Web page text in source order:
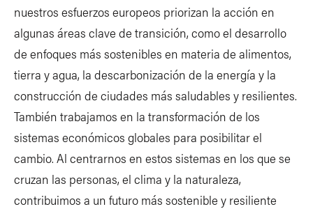
nuestros esfuerzos europeos priorizan la acción en
algunas áreas clave de transición, como el desarrollo
de enfoques más sostenibles en materia de alimentos,
tierra y agua, la descarbonización de la energía y la
construcción de ciudades más saludables y resilientes.
También trabajamos en la transformación de los
sistemas económicos globales para posibilitar el
cambio. Al centrarnos en estos sistemas en los que se
cruzan las personas, el clima y la naturaleza,
contribuimos a un futuro más sostenible y resiliente